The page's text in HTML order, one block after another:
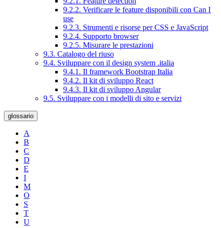
9.2.2. Verificare le feature disponibili con Can I
use
9.2.3. Strumenti e risorse per CSS e JavaScript
9.2.4. Supporto browser
9.2.5. Misurare le prestazioni
9.3. Catalogo del riuso
9.4. Sviluppare con il design system .italia
9.4.1. Il framework Bootstrap Italia
9.4.2. Il kit di sviluppo React
9.4.3. Il kit di sviluppo Angular
9.5. Sviluppare con i modelli di sito e servizi
glossario
A
B
C
D
E
I
M
O
S
T
U